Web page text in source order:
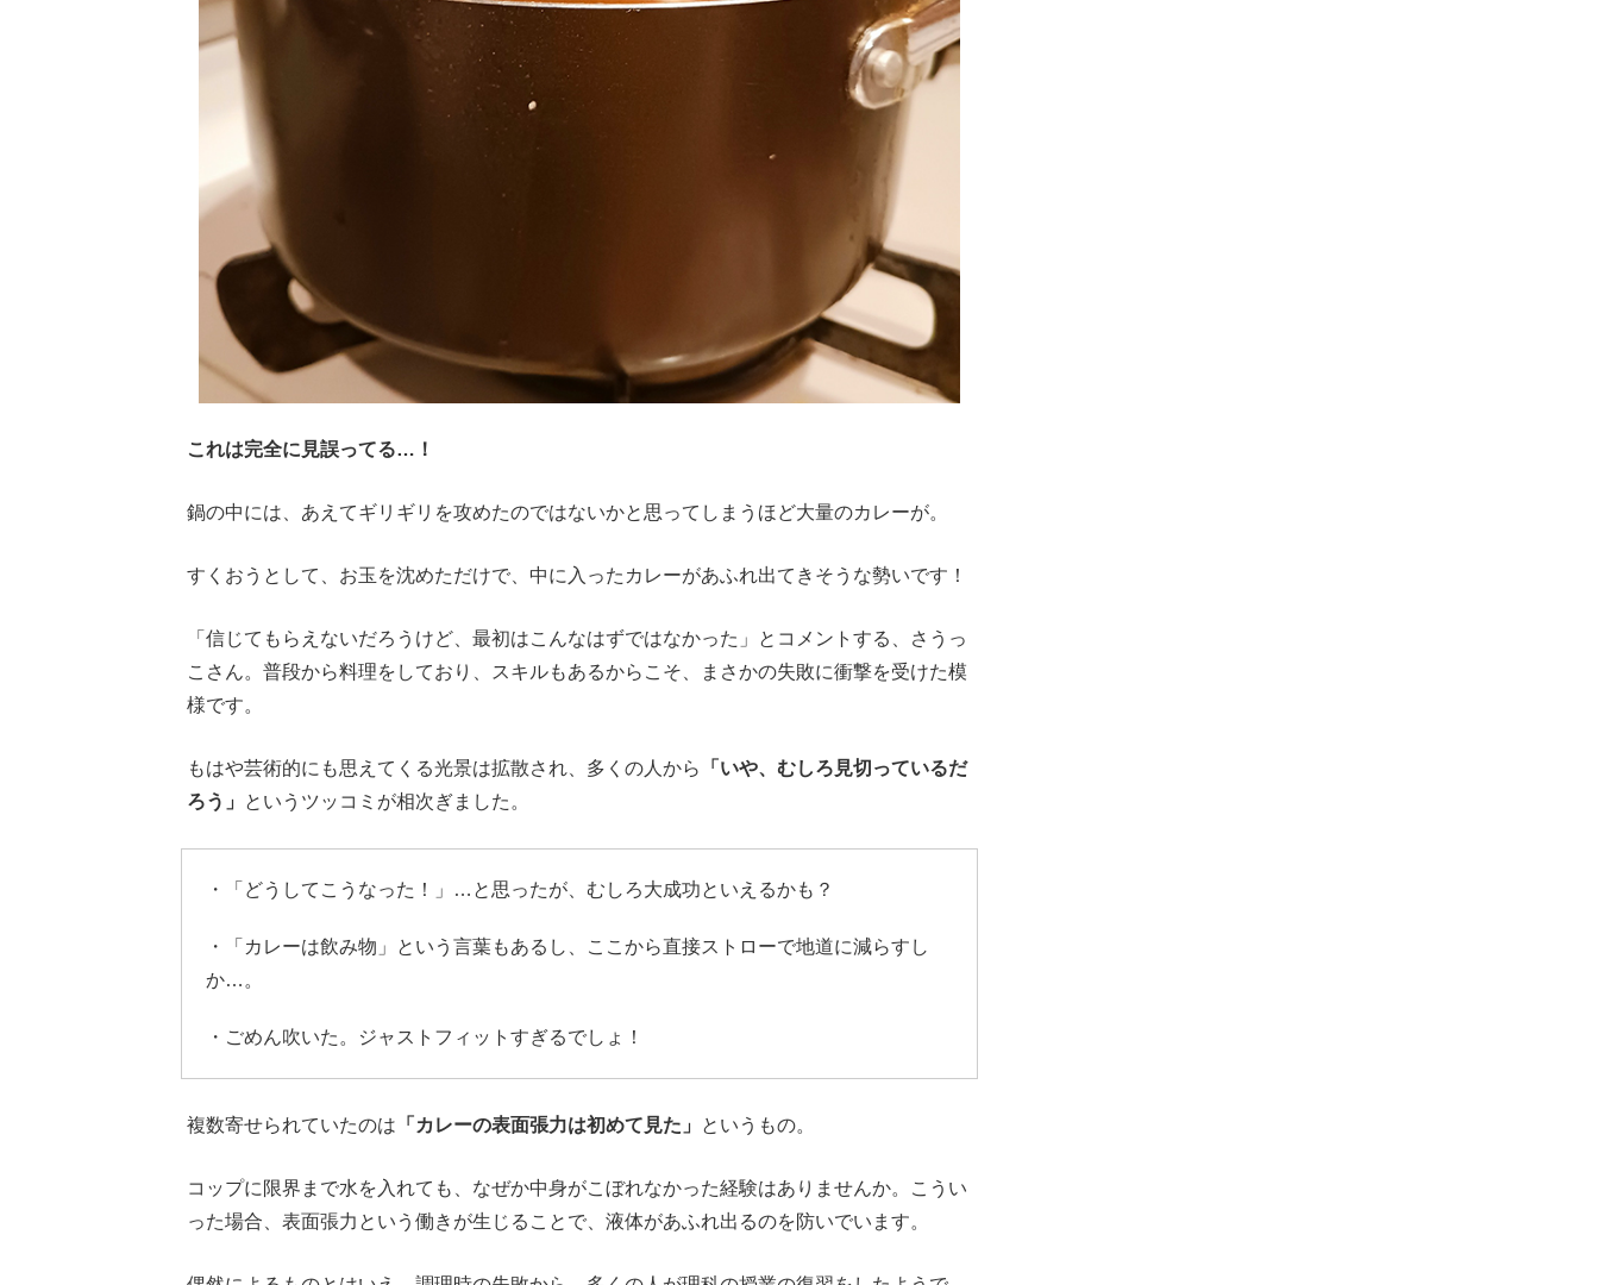
これは完全に見誤ってる…！
鍋の中には、あえてギリギリを攻めたのではないかと思ってしまうほど大量のカレーが。
すくおうとして、お玉を沈めただけで、中に入ったカレーがあふれ出てきそうな勢いです！
「信じてもらえないだろうけど、最初はこんなはずではなかった」とコメントする、さうっ
こさん。普段から料理をしており、スキルもあるからこそ、まさかの失敗に衝撃を受けた模
様です。
もはや芸術的にも思えてくる光景は拡散され、多くの人から
「いや、むしろ見切っているだ
ろう」
というツッコミが相次ぎました。
・「どうしてこうなった！」…と思ったが、むしろ大成功といえるかも？
・「カレーは飲み物」という言葉もあるし、ここから直接ストローで地道に減らすし
か…。
・ごめん吹いた。ジャストフィットすぎるでしょ！
複数寄せられていたのは 「カレーの表面張力は初めて見た」 というもの。
コップに限界まで水を入れても、なぜか中身がこぼれなかった経験はありませんか。こうい
った場合、表面張力という働きが生じることで、液体があふれ出るのを防いでいます。